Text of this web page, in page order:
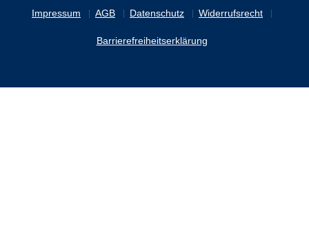
Impressum AGB Datenschutz Widerrufsrecht
Barrierefreiheitserklärung